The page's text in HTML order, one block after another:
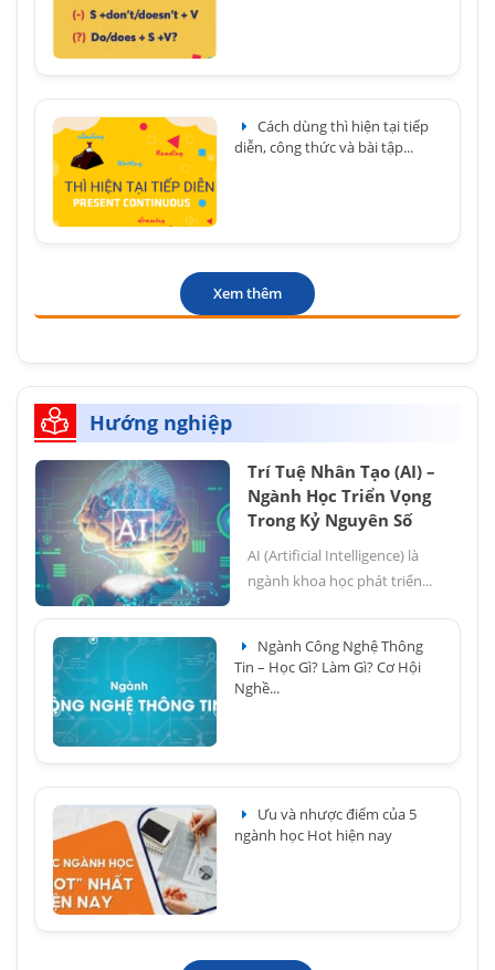
Cách dùng thì hiện tại tiếp
diễn, công thức và bài tập...
Xem thêm
Hướng nghiệp
Trí Tuệ Nhân Tạo (AI) –
Ngành Học Triển Vọng
Trong Kỷ Nguyên Số
AI (Artificial Intelligence) là
ngành khoa học phát triển...
Ngành Công Nghệ Thông
Tin – Học Gì? Làm Gì? Cơ Hội
Nghề...
Ưu và nhược điểm của 5
ngành học Hot hiện nay